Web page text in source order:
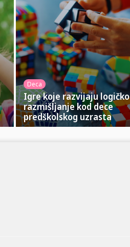
Deca
Igre koje razvijaju logičko
razmišljanje kod dece
predškolskog uzrasta